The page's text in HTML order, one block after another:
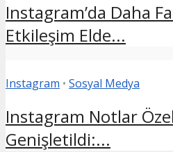
Instagram’da Daha
Etkileşim Elde...
Instagram • Sosyal Medya
Instagram Notlar
Genişletildi:...